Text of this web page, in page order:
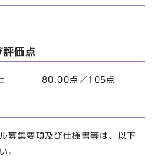
価点
会社 80.00点／105点
募集要項及び仕様書等は、以下
。